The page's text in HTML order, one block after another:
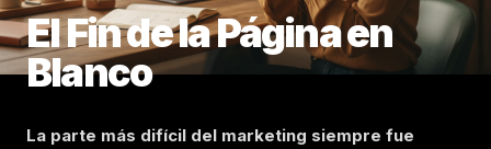
El Fin de la Página en
Blanco
La parte más difícil del marketing siempre fue